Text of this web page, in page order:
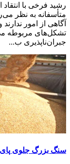
رشید فرخی با
متأسفانه به نظر
آگاهی از امور
تشکل‌های مربوطه
جبران‌ناپذیری ب...
سنگ بزرگ جلوی پای